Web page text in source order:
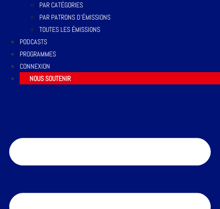
PAR CATÉGORIES
PAR PATRONS D’ÉMISSIONS
TOUTES LES ÉMISSIONS
PODCASTS
PROGRAMMES
CONNEXION
NOUS SOUTENIR